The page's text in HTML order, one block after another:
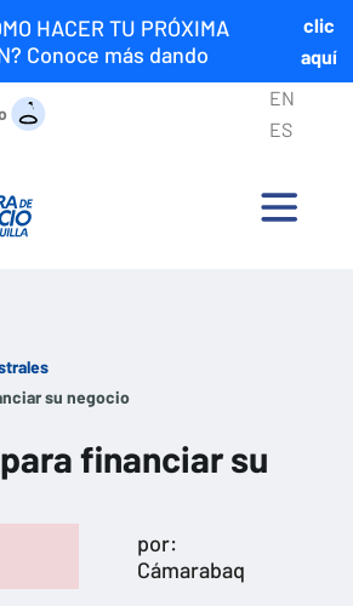
HACER TU PRÓXIMA
Conoce más dando
clic
aquí
EN
ES
su negocio
financiar su
por:
Cámarabaq